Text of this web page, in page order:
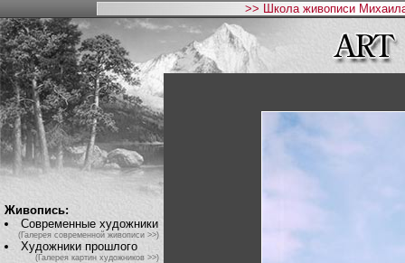
>> Школа живописи
Живопись:
Современные художники
(Галерея современной живописи >>)
Художники прошлого
(Галерея картин художников >>)